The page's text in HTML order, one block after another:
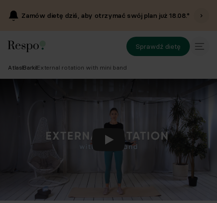
Zamów dietę dziś, aby otrzymać swój plan już18.08.*
Sprawdź dietę
Atlas Barki External rotation with mini band
Odtwórz